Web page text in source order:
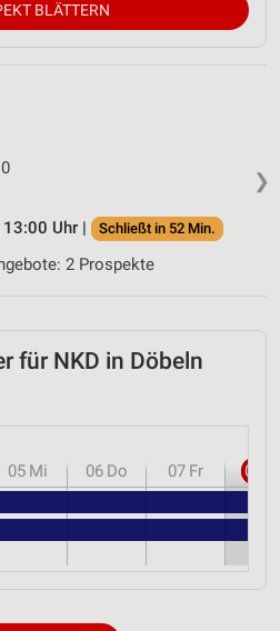
BLÄTTERN
❯
Uhr |
Schließt in 52 Min.
2 Prospekte
für NKD in Döbeln
05 Mi 06 Do 07 Fr 08